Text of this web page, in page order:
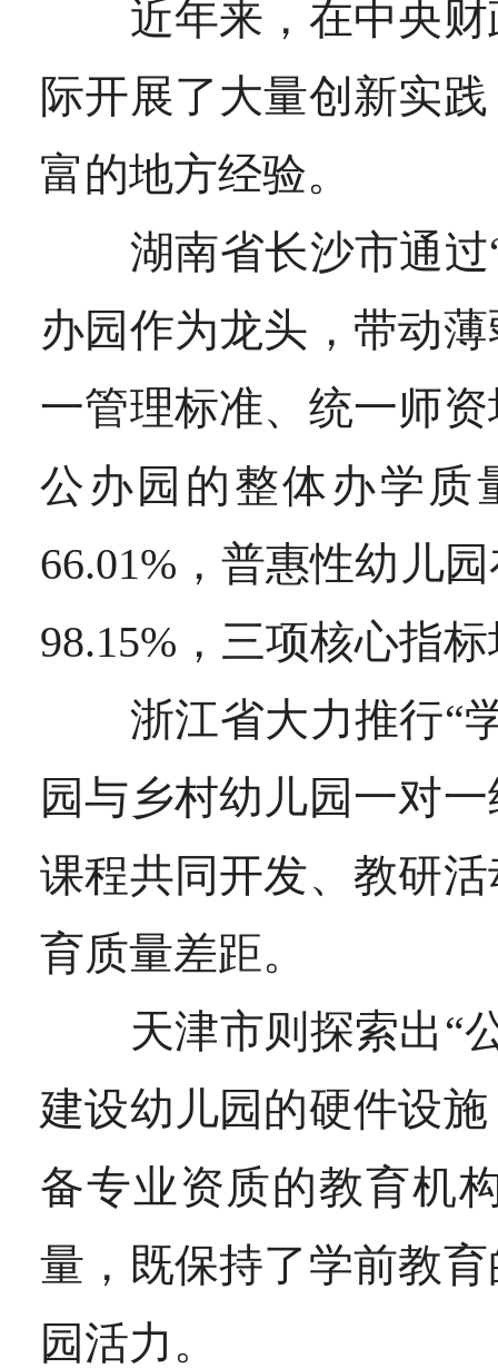
近年来，在中央财
际开展了大量创新实
富的地方经验。
湖南省长沙市通过
办园作为龙头，带动
一管理标准、统一师
公办园的整体办学质
66.01%，普惠性幼儿
98.15%，三项核心指
浙江省大力推行“
园与乡村幼儿园一对
课程共同开发、教研
育质量差距。
天津市则探索出 “
建设幼儿园的硬件设
备专业资质的教育机
量，既保持了学前教
园活力。